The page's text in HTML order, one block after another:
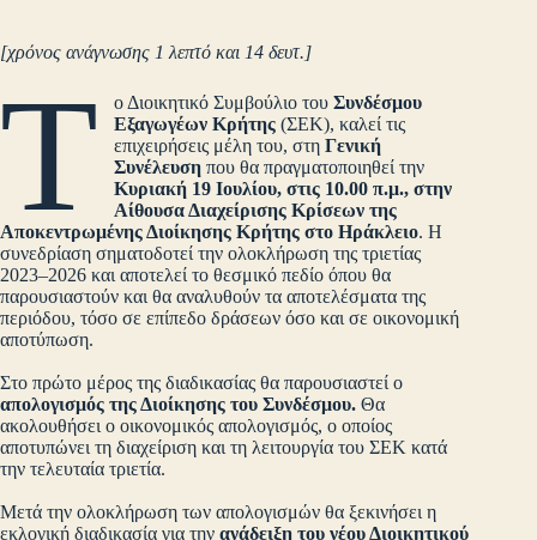
[χρόνος ανάγνωσης 1 λεπτό και 14 δευτ.]
Τ ο Διοικητικό Συμβούλιο τουΣυνδέσμου
Εξαγωγέων Κρήτης (ΣΕΚ), καλεί τις
επιχειρήσεις μέλη του, στηΓενική
Συνέλευση που θα πραγματοποιηθεί την
Κυριακή 19 Ιουλίου, στις 10.00 π.μ., στην
Αίθουσα Διαχείρισης Κρίσεων της
Αποκεντρωμένης Διοίκησης Κρήτης στο Ηράκλειο. Η
συνεδρίαση σηματοδοτεί την ολοκλήρωση της τριετίας
2023–2026 και αποτελεί το θεσμικό πεδίο όπου θα
παρουσιαστούν και θα αναλυθούν τα αποτελέσματα της
περιόδου, τόσο σε επίπεδο δράσεων όσο και σε οικονομική
αποτύπωση.
Στο πρώτο μέρος της διαδικασίας θα παρουσιαστεί ο
απολογισμός της Διοίκησης του Συνδέσμου. Θα
ακολουθήσει ο οικονομικός απολογισμός, ο οποίος
αποτυπώνει τη διαχείριση και τη λειτουργία του ΣΕΚ κατά
την τελευταία τριετία.
Μετά την ολοκλήρωση των απολογισμών θα ξεκινήσει η
εκλογική διαδικασία για την ανάδειξη του νέου Διοικητικού